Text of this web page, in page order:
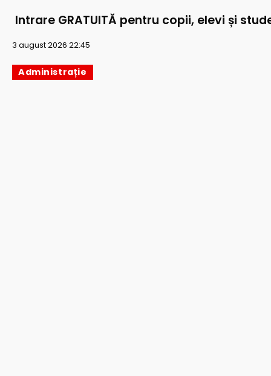
Intrare GRATUITĂ pentru copii, elevi și
3 august 2026 22:45
Administrație